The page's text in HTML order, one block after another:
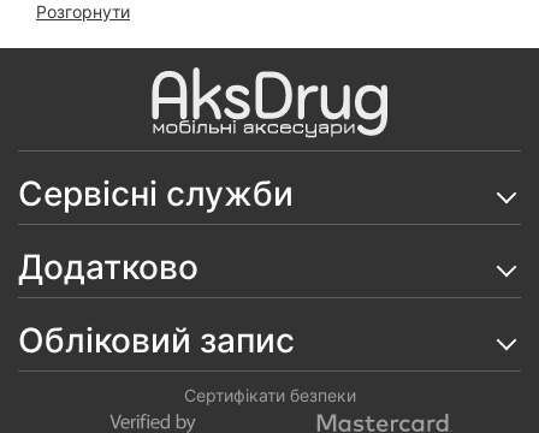
Чохол Proove Softline Magnetic на Samsung S24 FE
Чохол Leather Book Case на Samsung S24 FE
Чохол Clear Pocket Case на Samsung Galaxy S24 FE
Скло Matt Ceramics 9D на Samsung Galaxy S24 FE
Чохол Silicone Case на Samsung Galaxy S24 FE
Чохол WAVE Twinkie Case на Samsung Galaxy S24
Розгорнути
Сервісні служби
Додатково
Обліковий запис
Сертифікати безпеки